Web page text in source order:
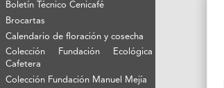
Boletín Técnico Cenicafé
Brocartas
Calendario de floración y cosecha
Colección Fundación Ecológica
Cafetera
Colección Fundación Manuel Mejía